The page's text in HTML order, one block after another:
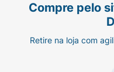
Compre pelo
Retire na loja com